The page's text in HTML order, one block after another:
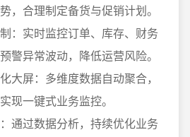
，合理制定备货与促销计划。
：实时监控订单、库存、财务
警异常波动，降低运营风险。
大屏：多维度数据自动聚合，
现一键式业务监控。
通过数据分析，持续优化业务